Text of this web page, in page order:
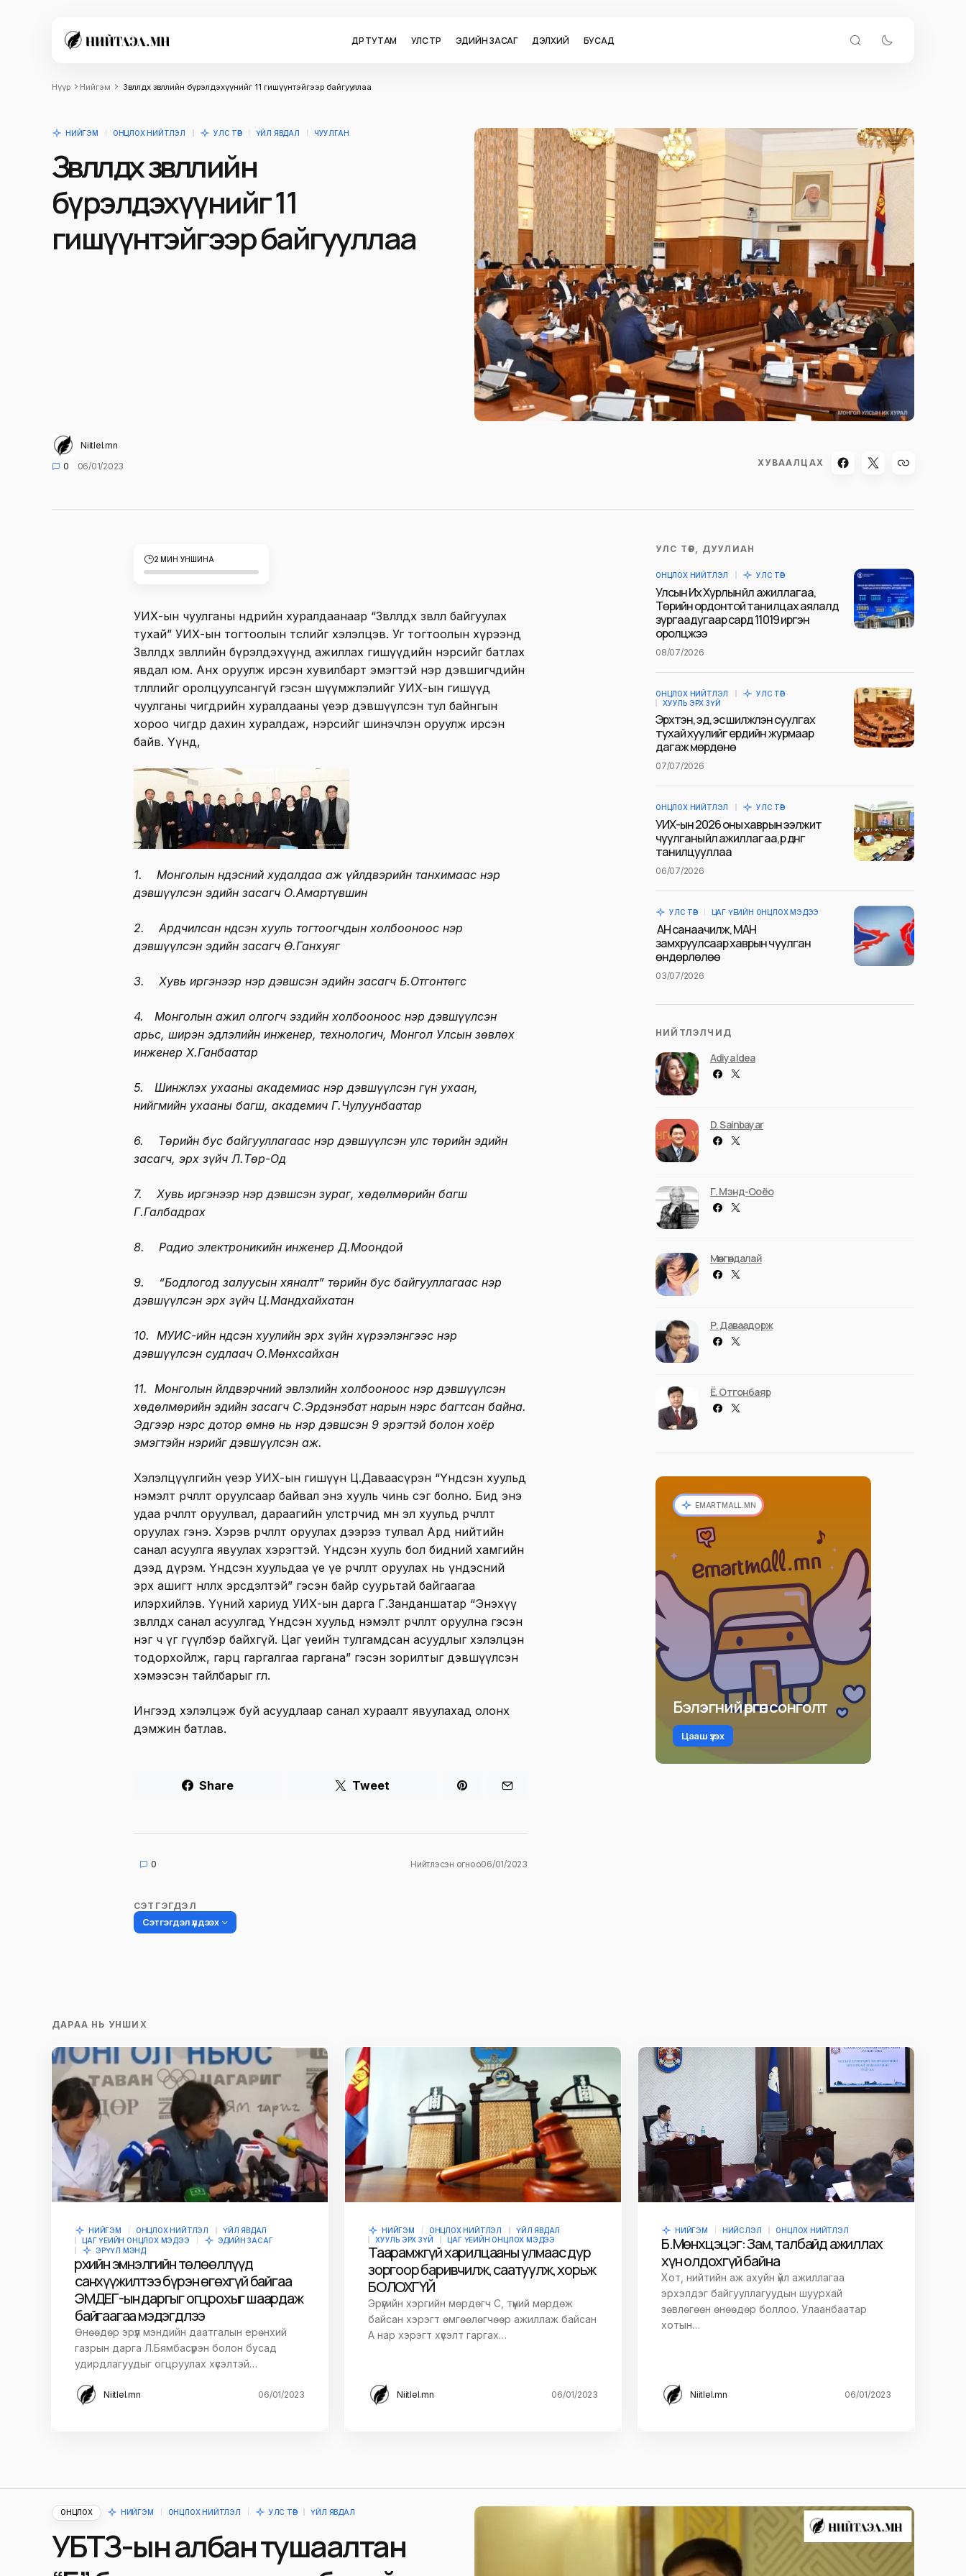
ӨДӨР ТУТАМ УЛС ТӨР ЭДИЙН ЗАСАГ ДЭЛХИЙ БУСАД
Нүүр Нийгэм Зөвлөлдөх зөвлөлийн бүрэлдэхүүнийг 11 гишүүнтэйгээр байгууллаа
НИЙГЭМ ОНЦЛОХ НИЙТЛЭЛ УЛС ТӨР ҮЙЛ ЯВДАЛ ЧУУЛГАН
Зөвлөлдөх зөвлөлийн
бүрэлдэхүүнийг 11
гишүүнтэйгээр байгууллаа
Niitlel.mn
0
06/01/2023 ХУВААЛЦАХ
2 МИН УНШИНА
УИХ-ын чуулганы өнөөдрийн хуралдаанаар “Зөвлөлдөх зөвлөл байгуулах
тухай” УИХ-ын тогтоолын төслийг хэлэлцэв. Уг тогтоолын хүрээнд
Зөвлөлдөх зөвлөлийн бүрэлдэхүүнд ажиллах гишүүдийн нэрсийг батлах
явдал юм. Анх оруулж ирсэн хувилбарт эмэгтэй нэр дэвшигчдийн
төлөөллийг оролцуулсангүй гэсэн шүүмжлэлийг УИХ-ын гишүүд
чуулганы өчигдрийн хуралдааны үеэр дэвшүүлсэн тул байнгын
хороо өчигдөр дахин хуралдаж, нэрсийг шинэчлэн оруулж ирсэн
байв. Үүнд,
1. Монголын Үндэсний худалдаа аж үйлдвэрийн танхимаас нэр
дэвшүүлсэн эдийн засагч О.Амартүвшин
2. Ардчилсан Үндсэн хууль тогтоогчдын холбооноос нэр
дэвшүүлсэн эдийн засагч Ө.Ганхуяг
3. Хувь иргэнээр нэр дэвшсэн эдийн засагч Б.Отгонтөгс
4. Монголын ажил олгогч эздийн холбооноос нэр дэвшүүлсэн
арьс, ширэн эдлэлийн инженер, технологич, Монгол Улсын зөвлөх
инженер Х.Ганбаатар
5. Шинжлэх ухааны академиас нэр дэвшүүлсэн гүн ухаан,
нийгмийн ухааны багш, академич Г.Чулуунбаатар
6. Төрийн бус байгууллагаас нэр дэвшүүлсэн улс төрийн эдийн
засагч, эрх зүйч Л.Төр-Од
7. Хувь иргэнээр нэр дэвшсэн зураг, хөдөлмөрийн багш
Г.Галбадрах
8. Радио электроникийн инженер Д.Моондой
9. “Бодлогод залуусын хяналт” төрийн бус байгууллагаас нэр
дэвшүүлсэн эрх зүйч Ц.Мандхайхатан
10. МУИС-ийн Үндсэн хуулийн эрх зүйн хүрээлэнгээс нэр
дэвшүүлсэн судлаач О.Мөнхсайхан
11. Монголын Үйлдвэрчний эвлэлийн холбооноос нэр дэвшүүлсэн
хөдөлмөрийн эдийн засагч С.Эрдэнэбат нарын нэрс багтсан байна.
Эдгээр нэрс дотор өмнө нь нэр дэвшсэн 9 эрэгтэй болон хоёр
эмэгтэйн нэрийг дэвшүүлсэн аж.
Хэлэлцүүлгийн үеэр УИХ-ын гишүүн Ц.Даваасүрэн “Үндсэн хуульд
нэмэлт өөрчлөлт оруулсаар байвал энэ хууль чинь сэг болно. Бид энэ
удаа өөрчлөлт оруулвал, дараагийн улстөрчид мөн эл хуульд өөрчлөлт
оруулах гэнэ. Хэрэв өөрчлөлт оруулах дээрээ тулвал Ард нийтийн
санал асуулга явуулах хэрэгтэй. Үндсэн хууль бол бидний хамгийн
дээд дүрэм. Үндсэн хуульдаа үе үе өөрчлөлт оруулах нь үндэсний
эрх ашигт нөлөөлөх эрсдэлтэй” гэсэн байр суурьтай байгаагаа
илэрхийлэв. Үүний хариуд УИХ-ын дарга Г.Занданшатар “Энэхүү
зөвлөлдөх санал асуулгад Үндсэн хуульд нэмэлт өөрчлөлт оруулна гэсэн
нэг ч үг өгүүлбэр байхгүй. Цаг үеийн тулгамдсан асуудлыг хэлэлцэн
тодорхойлж, гарц гаргалгаа гаргана” гэсэн зорилтыг дэвшүүлсэн
хэмээсэн тайлбарыг өглөө.
Ингээд хэлэлцэж буй асуудлаар санал хураалт явуулахад олонх
дэмжин батлав.
Share Tweet
0 Нийтлэсэн огноо06/01/2023
СЭТГЭГДЭЛ
Сэтгэгдэл үлдээх
Сэтгэгдэл*
Name* E-mail*
time I comment.
Илгээх
УЛС ТӨР, ДУУЛИАН
ОНЦЛОХ НИЙТЛЭЛ УЛС ТӨР
Улсын Их Хурлын үйл ажиллагаа,
Төрийн ордонтой танилцах аялалд
зургаадугаар сард 11019 иргэн
оролцжээ
08/07/2026
ОНЦЛОХ НИЙТЛЭЛ
УЛС ТӨР
ХУУЛЬ ЭРХ ЗҮЙ
Эрхтэн, эд, эс шилжүүлэн суулгах
тухай хуулийг ердийн журмаар
дагаж мөрдөнө
07/07/2026
ОНЦЛОХ НИЙТЛЭЛ УЛС ТӨР
УИХ-ын 2026 оны хаврын ээлжит
чуулганы үйл ажиллагаа, үр дүнг
танилцууллаа
06/07/2026
УЛС ТӨР ЦАГ ҮЕИЙН ОНЦЛОХ МЭДЭЭ
АН санаачилж, МАН
замхруулсаар хаврын чуулган
өндөрлөлөө
03/07/2026
НИЙТЛЭЛЧИД
Adiya Idea
D. Sainbayar
Г. Мэнд-Ооёо
Мөнгөндалай
Р. Даваадорж
Ё. Отгонбаяр
EMARTMALL.MN
Бэлэгний өргөн сонголт
Цааш үзэх
ДАРАА НЬ УНШИХ
НИЙГЭМ ОНЦЛОХ НИЙТЛЭЛ
ҮЙЛ ЯВДАЛ
ЦАГ ҮЕИЙН ОНЦЛОХ МЭДЭЭ
ЭДИЙН ЗАСАГ
ЭРҮҮЛ МЭНД
Өрхийн эмнэлгийн төлөөллүүд
санхүүжилтээ бүрэн өгөхгүй байгаа
ЭМДЕГ-ын даргыг огцрохыг шаардаж
байгаагаа мэдэгдлээ
Өнөөдөр эрүүл мэндийн даатгалын ерөнхий
газрын дарга Л.Бямбасүрэн болон бусад
удирдлагуудыг огцруулах хүсэлтэй…
Niitlel.mn 06/01/2023
НИЙГЭМ ОНЦЛОХ НИЙТЛЭЛ
ҮЙЛ ЯВДАЛ
ХУУЛЬ ЭРХ ЗҮЙ
ЦАГ ҮЕИЙН ОНЦЛОХ МЭДЭЭ
Таарамжгүй харилцааны улмаас дур
зоргоор баривчилж, саатуулж, хорьж
БОЛОХГҮЙ
Эрүүгийн хэргийн мөрдөгч С, түүний мөрдөж
байсан хэрэгт өмгөөлөгчөөр ажиллаж байсан
А нар хэрэгт хүсэлт гаргах…
Niitlel.mn 06/01/2023
НИЙГЭМ НИЙСЛЭЛ ОНЦЛОХ НИЙТЛЭЛ
Б.Мөнхцэцэг: Зам, талбайд ажиллах
хүн олдохгүй байна
Хот, нийтийн аж ахуйн үйл ажиллагаа
эрхэлдэг байгууллагуудын шуурхай
зөвлөгөөн өнөөдөр боллоо. Улаанбаатар
хотын…
Niitlel.mn 06/01/2023
ОНЦЛОХ НИЙГЭМ ОНЦЛОХ НИЙТЛЭЛ УЛС ТӨР ҮЙЛ ЯВДАЛ
УБТЗ-ын албан тушаалтан